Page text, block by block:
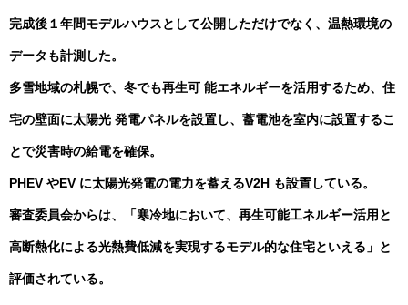
完成後１年間モデルハウスとして公開しただけでなく、温熱環境の
データも計測した。
多雪地域の札幌で、冬でも再生可 能エネルギーを活用するため、住
宅の壁面に太陽光 発電パネルを設置し、蓄電池を室内に設置するこ
とで災害時の給電を確保。
PHEV やEV に太陽光発電の電力を蓄えるV2H も設置している。
審査委員会からは、「寒冷地において、再生可能工ネルギー活用と
高断熱化による光熱費低減を実現するモデル的な住宅といえる」と
評価されている。